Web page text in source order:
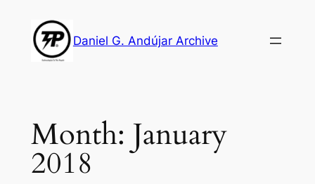
content
Daniel G. Andújar Archive
Month: January
2018